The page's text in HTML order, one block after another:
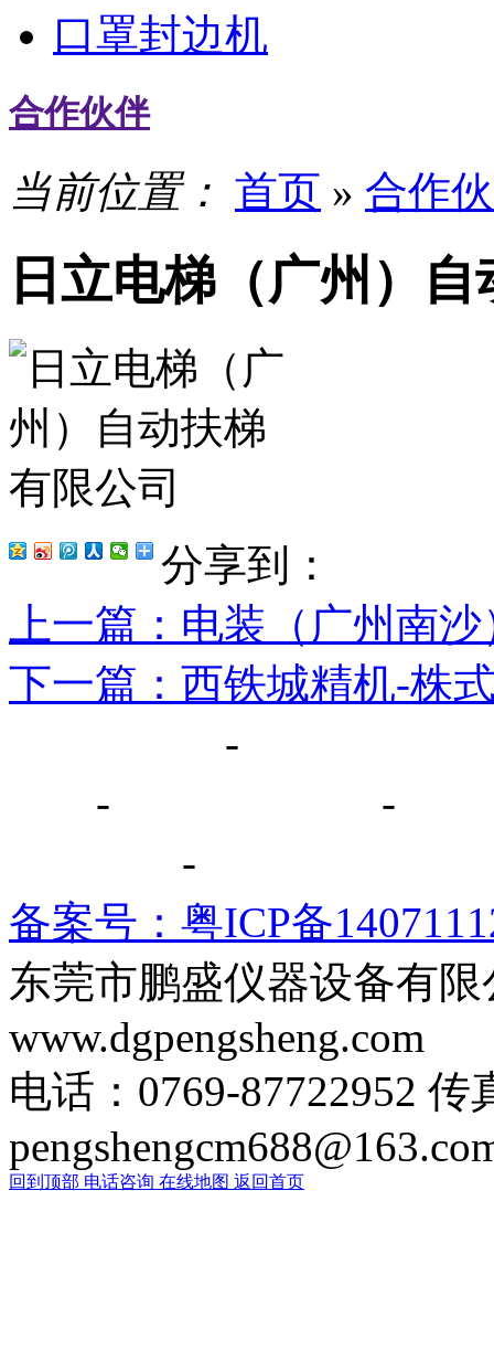
口罩封边机
合作伙伴
当前位置： 首页 » 合作
日立电梯（广州）
分享到：
上一篇 ：电装（广州南
下一篇 ：西铁城精机-株
-
- -
-
备案号：粤ICP备
东莞市鹏盛仪器设备有
www.dgpengsheng.com
电话：0769-87722952 传
回到顶部 电话咨询 在线地图 返回首页